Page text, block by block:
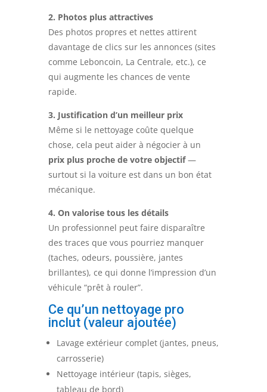
2. Photos plus attractives
Des photos propres et nettes attirent
davantage de clics sur les annonces (sites
comme Leboncoin, La Centrale, etc.), ce
qui augmente les chances de vente
rapide.
3. Justification d’un meilleur prix
Même si le nettoyage coûte quelque
chose, cela peut aider à négocier à un
prix plus proche de votre objectif—
surtout si la voiture est dans un bon état
mécanique.
4. On valorise tous les détails
Un professionnel peut faire disparaître
des traces que vous pourriez manquer
(taches, odeurs, poussière, jantes
brillantes), ce qui donne l’impression d’un
véhicule “prêt à rouler”.
Ce qu’un nettoyage pro
inclut (valeur ajoutée)
Lavage extérieur complet (jantes, pneus,
carrosserie)
Nettoyage intérieur (tapis, sièges,
tableau de bord)